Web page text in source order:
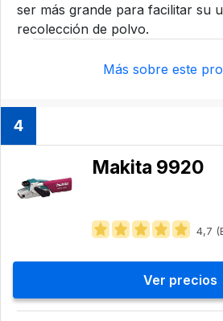
ser más grande para facilitar su
recolección de polvo.
Más sobre este
4
Makita 9920
4,7
Ver precios